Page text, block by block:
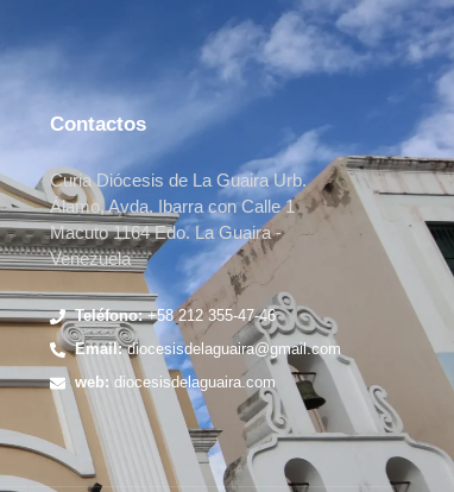
Contactos
Curia Diócesis de La Guaira Urb.
Álamo, Avda. Ibarra con Calle 1
Macuto 1164 Edo. La Guaira -
Venezuela
Teléfono:+58 212 355-47-46
Email:diocesisdelaguaira@gmail.com
web: diocesisdelaguaira.com